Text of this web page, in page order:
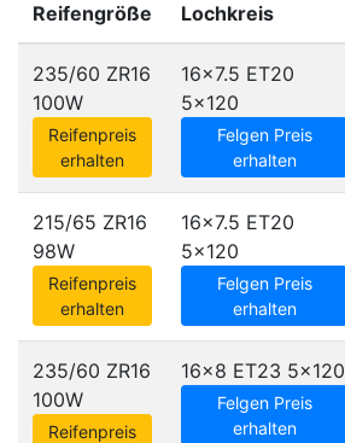
Reifengröße
Lochkreis
235/60 ZR16
100W
Reifenpreis
erhalten
16x7.5 ET20
5x120
Felgen Preis
erhalten
215/65 ZR16
98W
Reifenpreis
erhalten
16x7.5 ET20
5x120
Felgen Preis
erhalten
235/60 ZR16
100W
Reifenpreis
16x8 ET23 5x120
Felgen Preis
erhalten